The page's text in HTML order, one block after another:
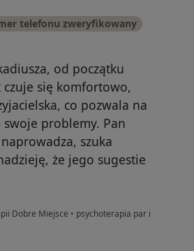
telefonu zweryfikowany
od początku
się komfortowo,
co pozwala na
problemy. Pan
szuka
że jego sugestie
Dobre Miejsce • psychoterapia par i